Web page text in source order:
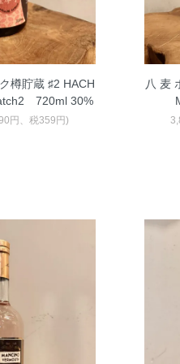
樽貯蔵 ♯2 HACH
720ml 30%
円、税359円)
八 麦